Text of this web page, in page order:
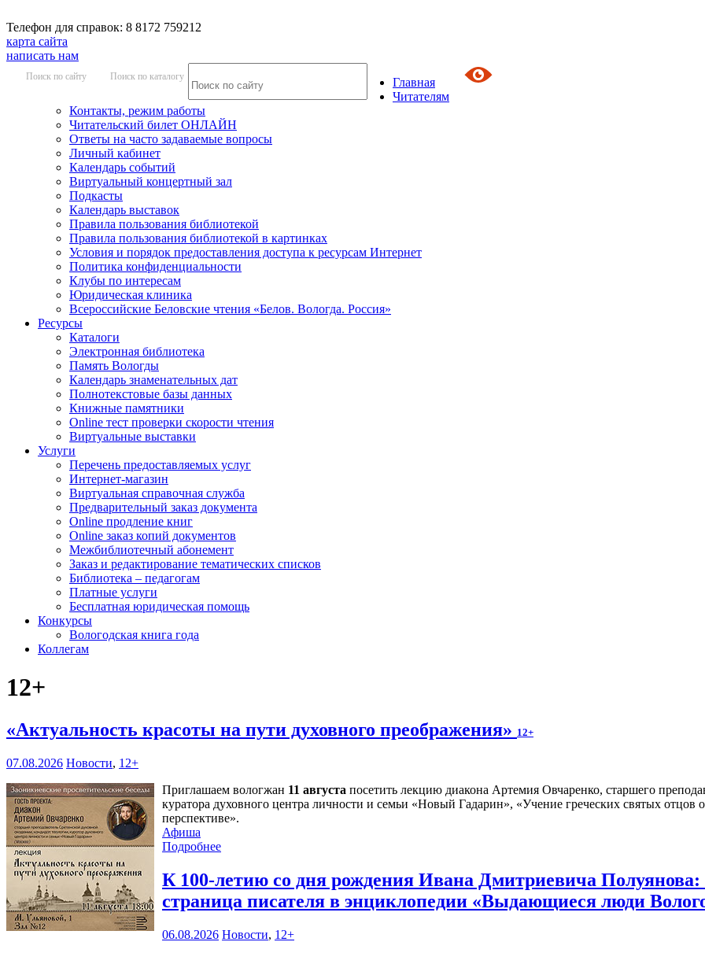
Телефон для справок: 8 8172 759212
карта сайта
написать нам
Поиск по сайту Поиск по каталогу
Главная
Читателям
Контакты, режим работы
Читательский билет ОНЛАЙН
Ответы на часто задаваемые вопросы
Личный кабинет
Календарь событий
Виртуальный концертный зал
Подкасты
Календарь выставок
Правила пользования библиотекой
Правила пользования библиотекой в картинках
Условия и порядок предоставления доступа к ресурсам Интернет
Политика конфиденциальности
Клубы по интересам
Юридическая клиника
Всероссийские Беловские чтения «Белов. Вологда. Россия»
Ресурсы
Каталоги
Электронная библиотека
Память Вологды
Календарь знаменательных дат
Полнотекстовые базы данных
Книжные памятники
Online тест проверки скорости чтения
Виртуальные выставки
Услуги
Перечень предоставляемых услуг
Интернет-магазин
Виртуальная справочная служба
Предварительный заказ документа
Online продление книг
Online заказ копий документов
Межбиблиотечный абонемент
Заказ и редактирование тематических списков
Библиотека – педагогам
Платные услуги
Бесплатная юридическая помощь
Конкурсы
Вологодская книга года
Коллегам
12+
«Актуальность красоты на пути духовного преображения» 12+
07.08.2026 Новости, 12+
Приглашаем вологжан 11 августа посетить лекцию диакона Артемия Овчаренко, старшего
куратора духовного центра личности и семьи «Новый Гадарин», «Учение греческих святых отцов
перспективе».
Афиша
Подробнее
К 100-летию со дня рождения Ивана Дмитриевича Полуянова:
страница писателя в энциклопедии «Выдающиеся люди
06.08.2026 Новости, 12+